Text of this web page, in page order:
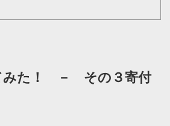
みた！ － その３寄付